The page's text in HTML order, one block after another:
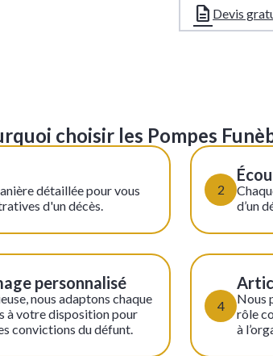
Devis
choisir les Pompes
détaillée pour vous
d'un décès.
2
d’un
personnalisé
nous adaptons chaque
à votre disposition pour
convictions du défunt.
4
Nous
rôle
à